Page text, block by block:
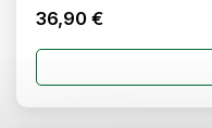
36,90 €